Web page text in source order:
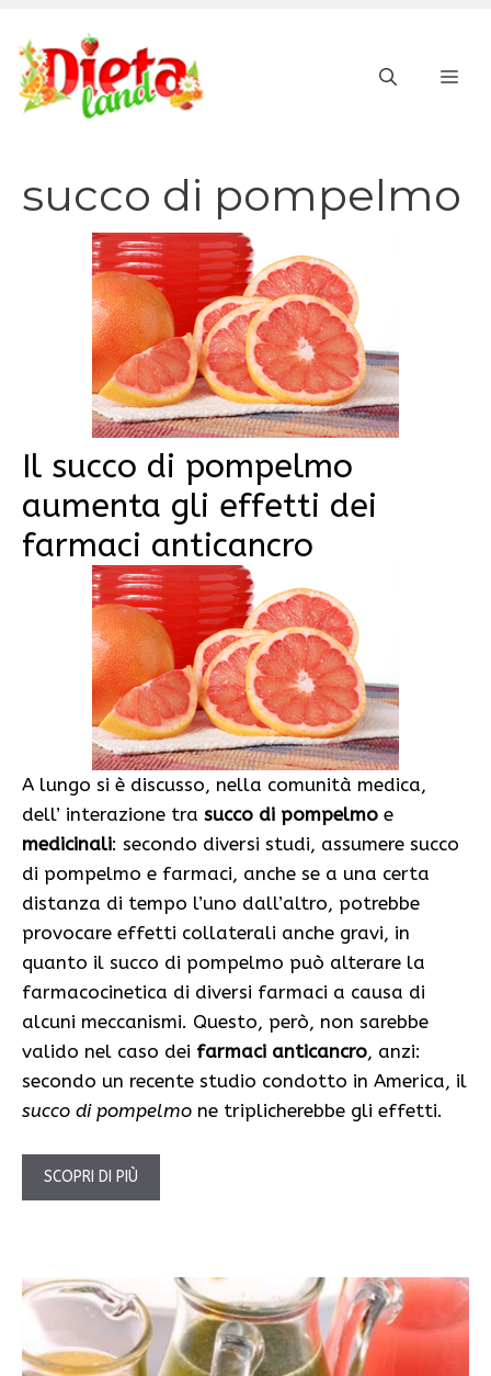
contenuto
succo di pompelmo
Il succo di pompelmo
aumenta gli effetti dei
farmaci anticancro
A lungo si è discusso, nella comunità medica,
dell’ interazione tra succo di pompelmo e
medicinali: secondo diversi studi, assumere succo
di pompelmo e farmaci, anche se a una certa
distanza di tempo l’uno dall’altro, potrebbe
provocare effetti collaterali anche gravi, in
quanto il succo di pompelmo può alterare la
farmacocinetica di diversi farmaci a causa di
alcuni meccanismi. Questo, però, non sarebbe
valido nel caso dei farmaci anticancro, anzi:
secondo un recente studio condotto in America, il
succo di pompelmo ne triplicherebbe gli effetti.
SCOPRI DI PIÙ